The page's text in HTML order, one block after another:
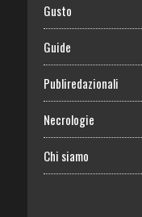
Gusto
Guide
Publiredazionali
Necrologie
Chi siamo